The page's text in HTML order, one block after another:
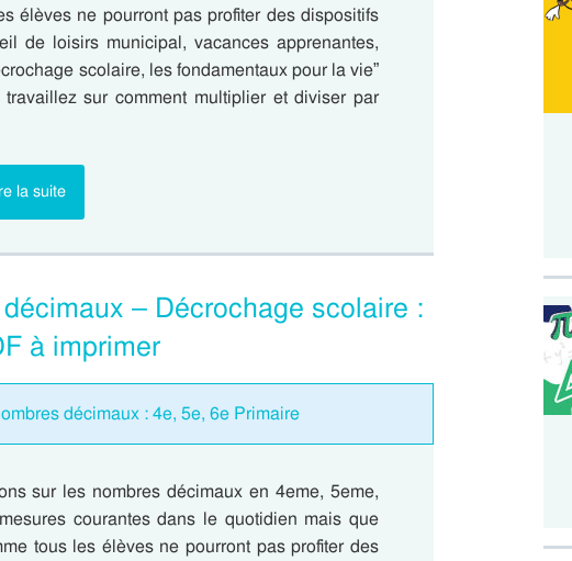
élèves ne pourront pas profiter des dispositifs
de loisirs municipal, vacances apprenantes,
scolaire, les fondamentaux pour la vie”
sur comment multiplier et diviser par
la suite
– Décrochage scolaire :
à imprimer
décimaux : 4e, 5e, 6e Primaire
sur les nombres décimaux en 4eme, 5eme,
courantes dans le quotidien mais que
tous les élèves ne pourront pas profiter des